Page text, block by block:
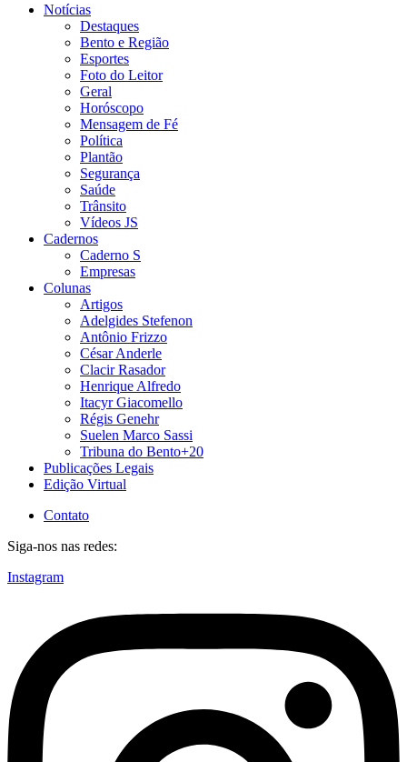
Notícias
Destaques
Bento e Região
Esportes
Foto do Leitor
Geral
Horóscopo
Mensagem de Fé
Política
Plantão
Segurança
Saúde
Trânsito
Vídeos JS
Cadernos
Caderno S
Empresas
Colunas
Artigos
Adelgides Stefenon
Antônio Frizzo
César Anderle
Clacir Rasador
Henrique Alfredo
Itacyr Giacomello
Régis Genehr
Suelen Marco Sassi
Tribuna do Bento+20
Publicações Legais
Edição Virtual
Contato
Siga-nos nas redes:
Instagram